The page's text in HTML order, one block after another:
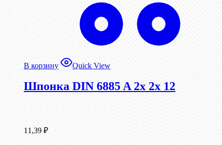
В корзину Quick View
Шпонка DIN 6885 A 2x 2x 12
11,39 ₽